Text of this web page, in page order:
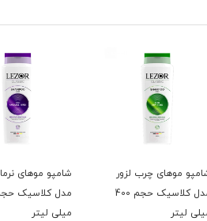
موهای چرب لزور
مدل کلاسیک حجم 400
لیتر
شامپو موهای
میلی لیتر